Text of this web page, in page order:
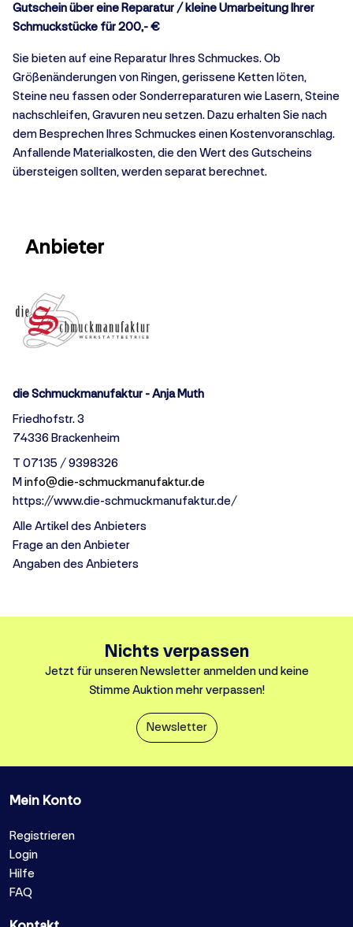
Gutschein über eine Reparatur / kleine Umarbeitung Ihrer
Schmuckstücke für 200,- €
Sie bieten auf eine Reparatur Ihres Schmuckes. Ob
Größenänderungen von Ringen, gerissene Ketten löten,
Steine neu fassen oder Sonderreparaturen wie Lasern, Steine
nachschleifen, Gravuren neu setzen. Dazu erhalten Sie nach
dem Besprechen Ihres Schmuckes einen Kostenvoranschlag.
Anfallende Materialkosten, die den Wert des Gutscheins
übersteigen sollten, werden separat berechnet.
Anbieter
die Schmuckmanufaktur - Anja Muth
Friedhofstr. 3
74336 Brackenheim
T 07135 / 9398326
Minfo@die-schmuckmanufaktur.de
https://www.die-schmuckmanufaktur.de/
Alle Artikel des Anbieters
Frage an den Anbieter
Angaben des Anbieters
Nichts verpassen
Jetzt für unseren Newsletter anmelden und keine
Stimme Auktion mehr verpassen!
Newsletter
Mein Konto
Registrieren
Login
Hilfe
FAQ